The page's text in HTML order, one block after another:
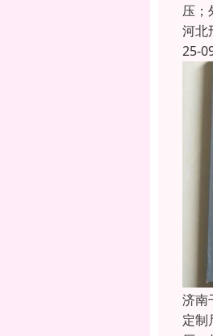
压；
河北
25-
济南
定制